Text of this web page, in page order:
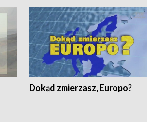
Dokąd zmierzasz, Europo?